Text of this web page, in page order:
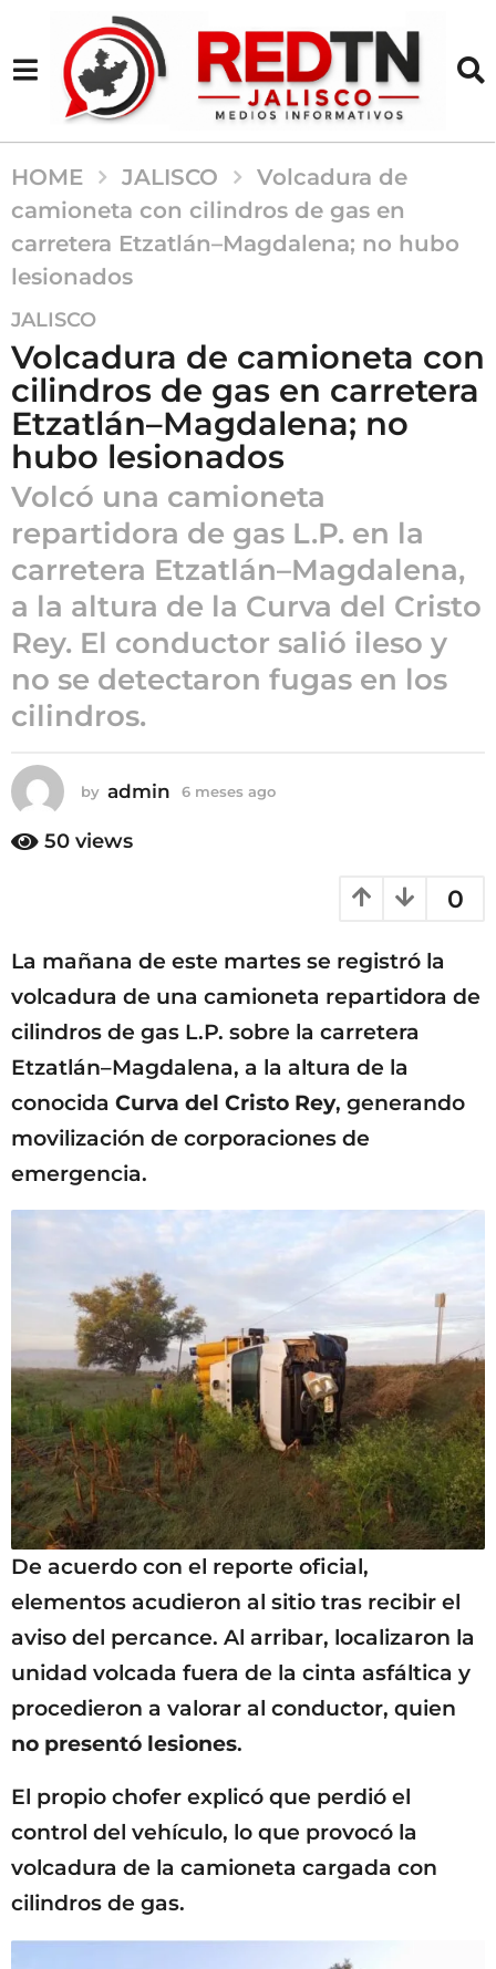
HOME JALISCO
Volcadura de
camioneta con cilindros de gas en
carretera Etzatlán–Magdalena; no hubo
lesionados
6
m
e
s
e
s
a
g
o
m
e
s
e
s
a
o
JALISCO
Volcadura de camioneta con
cilindros de gas en carretera
Etzatlán–Magdalena; no
hubo lesionados
Volcó una camioneta
repartidora de gas L.P. en la
carretera Etzatlán–Magdalena,
a la altura de la Curva del Cristo
Rey. El conductor salió ileso y
no se detectaron fugas en los
cilindros.
by admin 6 meses ago
o
50 views
0
La mañana de este martes se registró la
volcadura de una camioneta repartidora de
cilindros de gas L.P. sobre la carretera
Etzatlán–Magdalena, a la altura de la
conocida Curva del Cristo Rey, generando
movilización de corporaciones de
emergencia.
De acuerdo con el reporte oficial,
elementos acudieron al sitio tras recibir el
aviso del percance. Al arribar, localizaron la
unidad volcada fuera de la cinta asfáltica y
procedieron a valorar al conductor, quien
no presentó lesiones.
El propio chofer explicó que perdió el
control del vehículo, lo que provocó la
volcadura de la camioneta cargada con
cilindros de gas.